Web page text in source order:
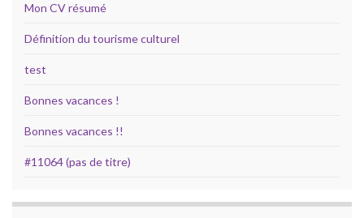
Mon CV résumé
Définition du tourisme culturel
test
Bonnes vacances !
Bonnes vacances !!
#11064 (pas de titre)